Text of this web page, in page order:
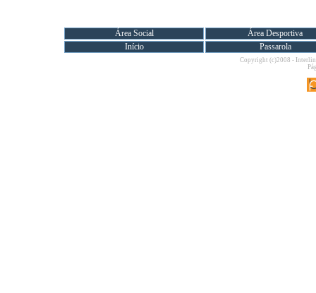
Área Social
Área Desportiva
Início
Passarola
Copyright (c)2008 -